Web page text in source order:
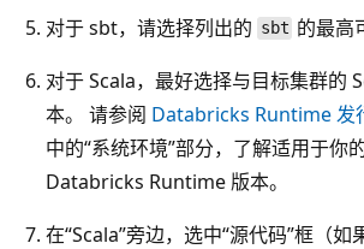
对于 sbt，请选择列出的 sbt 的最高
对于 Scala，最好选择与目标集群的
本。 请参阅 Databricks Runtime 发
中的“系统环境”部分，了解适用于你
Databricks Runtime 版本。
在“Scala”旁边，选中“源代码”框（如